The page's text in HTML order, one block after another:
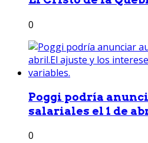
0
Poggi podría
salariales el 1 de
0